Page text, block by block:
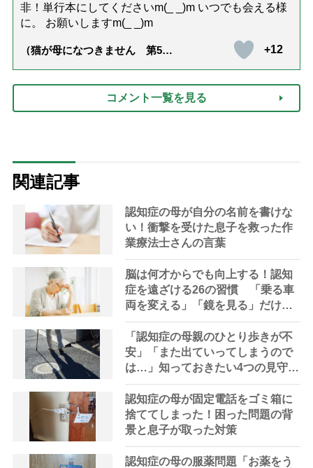
非！単行本にしてくださいm(_ _)m いつでも会える様
に。 お願いしますm(_ _)m
（猫が母になつきません 第500
+12
コメント一覧を見る
関連記事
認知症の母が自分の名前を書けな
い！衝撃を受けた息子を救った作
業療法士さんの言葉
脳は何才からでも向上する！認知
症を遠ざける26の習慣 「乗る車
両を変える」「鏡を見る」だけで
も脳は刺激される
「認知症の母親のひとり歩きが不
安」「また出ていってしまうので
は…」知っておきたい4つの見守り
方法やサービスを専門家が解説
認知症の母が固定電話をゴミ箱に
捨ててしまった！困った問題の背
景と息子が取った対策
認知症の母の服薬問題「お薬をう